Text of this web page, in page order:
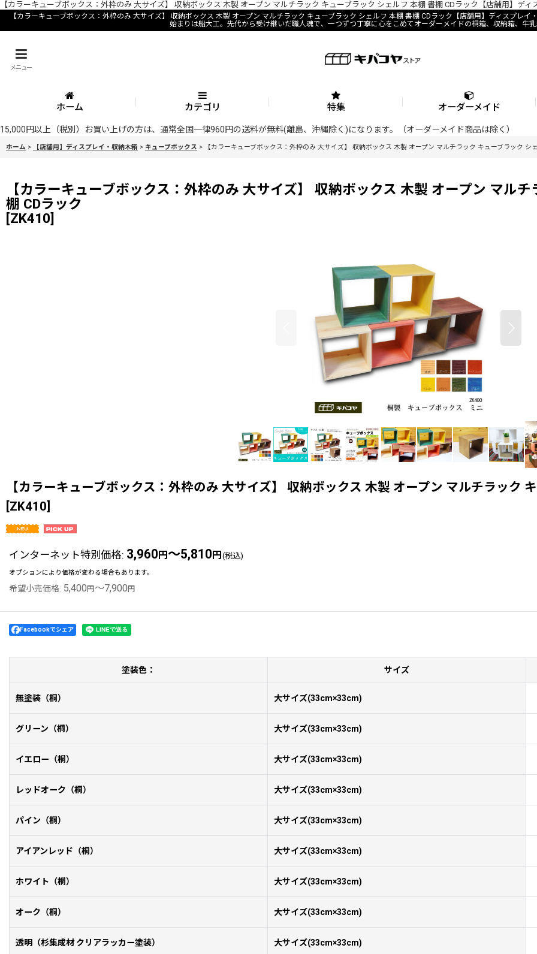
【カラーキューブボックス：外枠のみ 大サイズ】 収納ボックス 木製 オープン マルチラック キューブラック シェルフ 本棚 書棚 CDラック【店舗用】ディ
【カラーキューブボックス：外枠のみ 大サイズ】 収納ボックス 木製 オープン マルチラック キューブラック シェルフ 本棚 書棚 CDラック【店舗用】ディスプレ
始まりは船大工。先代から受け継いだ職人魂で、一つずつ丁寧に心をこめてオーダーメイドの桐箱、収納箱、牛
メニュー
ホーム カテゴリ 特集 オーダーメイド
15,000円以上（税別）お買い上げの方は、通常全国一律960円の送料が無料(離島、沖縄除く)になります。（オーダーメイド商品は除く）
ホーム > 【店舗用】ディスプレイ・収納木箱 > キューブボックス > 【カラーキューブボックス：外枠のみ 大サイズ】 収納ボックス 木製 オープン マルチラック キューブラック シ
【カラーキューブボックス：外枠のみ 大サイズ】 収納ボックス 木製 オープン マル
棚 CDラック
[ZK410]
【カラーキューブボックス：外枠のみ 大サイズ】 収納ボックス 木製 オープン マルチラック
[ZK410]
インターネット特別価格: 3,960 円 ～5,810 円 (税込)
オプションにより価格が変わる場合もあります。
希望小売価格: 5,400円～7,900円
Facebookでシェア
塗装色： サイズ
無塗装（桐） 大サイズ(33cm×33cm)
グリーン（桐） 大サイズ(33cm×33cm)
イエロー（桐） 大サイズ(33cm×33cm)
レッドオーク（桐） 大サイズ(33cm×33cm)
パイン（桐） 大サイズ(33cm×33cm)
アイアンレッド（桐） 大サイズ(33cm×33cm)
ホワイト（桐） 大サイズ(33cm×33cm)
オーク（桐） 大サイズ(33cm×33cm)
透明（杉集成材 クリアラッカー塗装） 大サイズ(33cm×33cm)